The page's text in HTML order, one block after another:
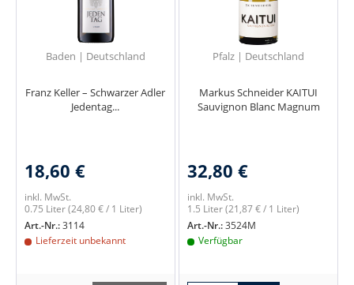
Baden | Deutschland
Franz Keller – Schwarzer Adler
Jedentag...
18,60 €
inkl. MwSt.
0.75 Liter(24,80 € / 1 Liter)
Art.-Nr.:3114
Lieferzeit unbekannt
Pfalz | Deutschland
Markus Schneider KAITUI
Sauvignon Blanc Magnum
32,80 €
inkl. MwSt.
1.5 Liter(21,87 € / 1 Liter)
Art.-Nr.:3524M
Verfügbar